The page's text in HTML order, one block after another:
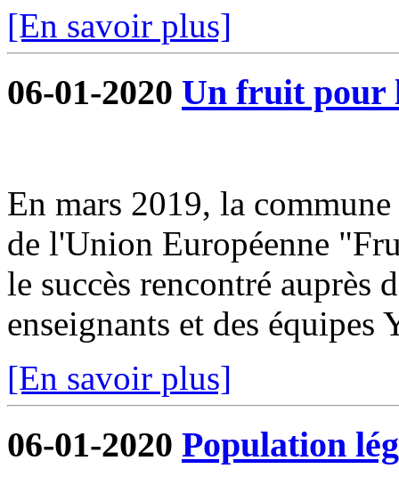
[En savoir plus]
06-01-2020 Un fruit pour
En mars 2019, la
de l'Union Européenne
le succès rencontré auprès
enseignants et des
[En savoir plus]
06-01-2020 Population